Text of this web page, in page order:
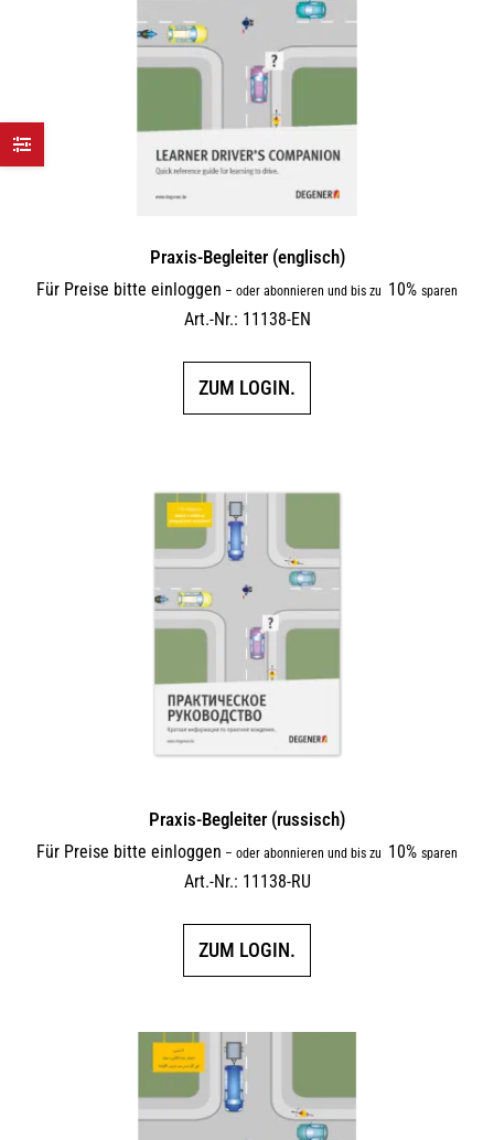
Praxis-Begleiter (englisch)
Für Preise bitte einloggen – oder abonnieren und bis zu 10% sparen
Art.-Nr.: 11138-EN
ZUM LOGIN.
Praxis-Begleiter (russisch)
Für Preise bitte einloggen – oder abonnieren und bis zu 10% sparen
Art.-Nr.: 11138-RU
ZUM LOGIN.